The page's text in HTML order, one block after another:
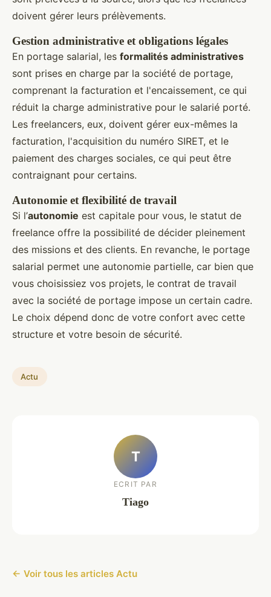
doivent gérer leurs prélèvements.
Gestion administrative et obligations légales
En portage salarial, les formalités administratives
sont prises en charge par la société de portage,
comprenant la facturation et l'encaissement, ce qui
réduit la charge administrative pour le salarié porté.
Les freelancers, eux, doivent gérer eux-mêmes la
facturation, l'acquisition du numéro SIRET, et le
paiement des charges sociales, ce qui peut être
contraignant pour certains.
Autonomie et flexibilité de travail
Si l’autonomie est capitale pour vous, le statut de
freelance offre la possibilité de décider pleinement
des missions et des clients. En revanche, le portage
salarial permet une autonomie partielle, car bien que
vous choisissiez vos projets, le contrat de travail
avec la société de portage impose un certain cadre.
Le choix dépend donc de votre confort avec cette
structure et votre besoin de sécurité.
Actu
T
ECRIT PAR
Tiago
← Voir tous les articles Actu